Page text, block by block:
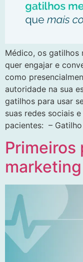
Médico, os gatilhos
quer engajar e
como
autoridade na sua
gatilhos para usar
suas redes sociais
pacientes: –
Primeiros